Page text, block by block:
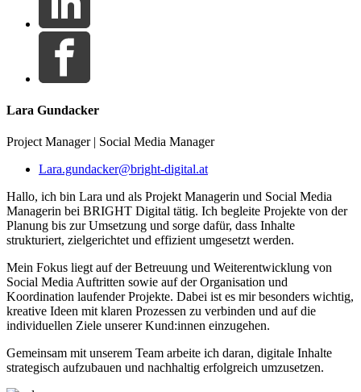
Lara Gundacker
Project Manager | Social Media Manager
Lara.gundacker@bright-digital.at
Hallo, ich bin Lara und als Projekt Managerin und Social Media
Managerin bei BRIGHT Digital tätig. Ich begleite Projekte von der
Planung bis zur Umsetzung und sorge dafür, dass Inhalte
strukturiert, zielgerichtet und effizient umgesetzt werden.
Mein Fokus liegt auf der Betreuung und Weiterentwicklung von
Social Media Auftritten sowie auf der Organisation und
Koordination laufender Projekte. Dabei ist es mir besonders wichtig,
kreative Ideen mit klaren Prozessen zu verbinden und auf die
individuellen Ziele unserer Kund:innen einzugehen.
Gemeinsam mit unserem Team arbeite ich daran, digitale Inhalte
strategisch aufzubauen und nachhaltig erfolgreich umzusetzen.